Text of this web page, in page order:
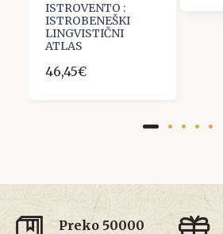
ISTROVENTO :
ISTROBENEŠKI
LINGVISTIČNI
ATLAS
46,45€
Preko 50000